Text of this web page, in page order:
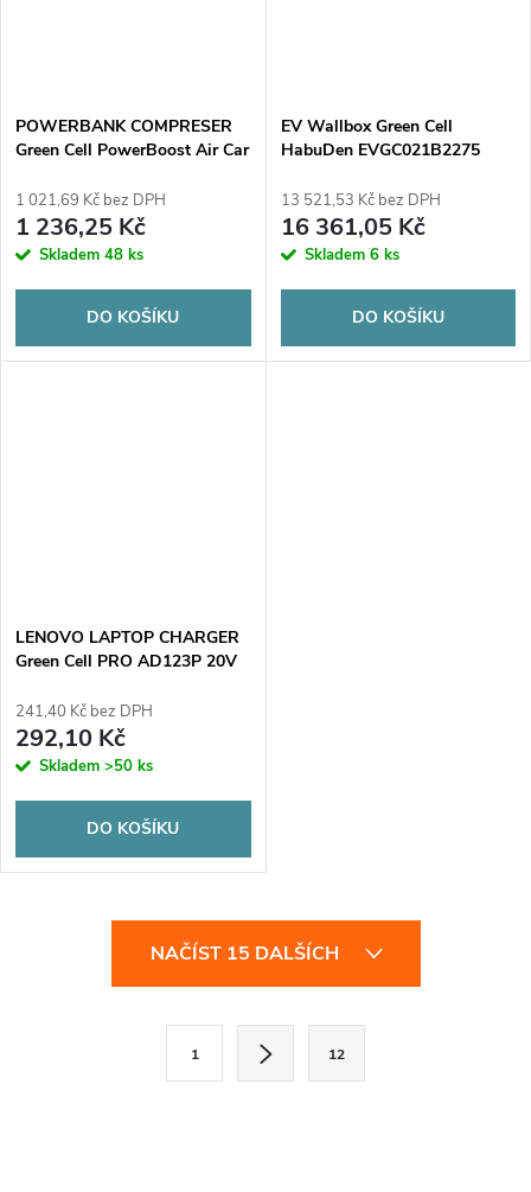
POWERBANK COMPRESER
Green Cell PowerBoost Air Car
150PSI
1 021,69 Kč bez DPH
1 236,25 Kč
Skladem 48 ks
DO KOŠÍKU
EV Wallbox Green Cell
HabuDen EVGC021B2275
NFC BT Wi-Fi
13 521,53 Kč bez DPH
16 361,05 Kč
Skladem 6 ks
DO KOŠÍKU
LENOVO LAPTOP CHARGER
Green Cell PRO AD123P 20V
241,40 Kč bez DPH
292,10 Kč
Skladem >50 ks
DO KOŠÍKU
NAČÍST 15 DALŠÍCH
1 12